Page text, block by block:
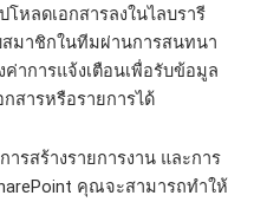
โหลดเอกสารลงในไลบรารี
สมาชิกในทีมผ่านการสนทนา
าการแจ้งเตือนเพื่อรับข้อมูล
สารหรือรายการได้
รสร้างรายการงาน และการ
คุณจะสามารถทำให้